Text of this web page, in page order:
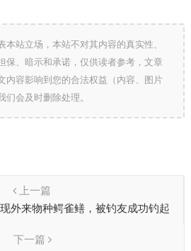
本站立场，本站不对其内容的真实性、
保、暗示和承诺，仅供读者参考，文章
内容影响到您的合法权益（内容、图片
会及时删除处理。
上一篇
外来物种鳄雀鳝，被钓友成功钓起
下一篇